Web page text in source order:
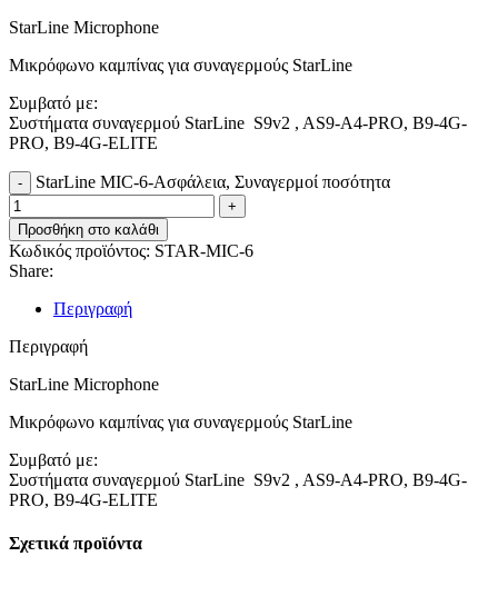
StarLine Microphone
Μικρόφωνο καμπίνας για συναγερμούς StarLine
Συμβατό με:
Συστήματα συναγερμού StarLine S9v2 , AS9-A4-PRO, B9-4G-
PRO, B9-4G-ELITE
StarLine MIC-6-Ασφάλεια, Συναγερμοί ποσότητα
Προσθήκη στο καλάθι
Κωδικός προϊόντος: STAR-MIC-6
Share:
Περιγραφή
Περιγραφή
StarLine Microphone
Μικρόφωνο καμπίνας για συναγερμούς StarLine
Συμβατό με:
Συστήματα συναγερμού StarLine S9v2 , AS9-A4-PRO, B9-4G-
PRO, B9-4G-ELITE
Σχετικά προϊόντα